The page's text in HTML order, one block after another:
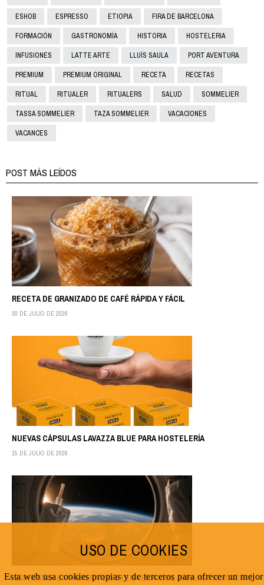
ESHOB ESPRESSO ETIOPIA FIRA DE BARCELONA
FORMACIÓN GASTRONOMÍA HISTORIA HOSTELERIA
INFUSIONES LATTE ARTE LLUÍS SAULA PORT AVENTURA
PREMIUM PREMIUM ORIGINAL RECETA RECETAS
RITUAL RITUALER RITUALERS SALUD SOMMELIER
TASSA SOMMELIER TAZA SOMMELIER VACACIONES
VACANCES
POST MÁS LEÍDOS
RECETA DE GRANIZADO DE CAFÉ RÁPIDA Y FÁCIL
30 DE JULIO DE 2026
NUEVAS CÁPSULAS LAVAZZA BLUE PARA HOSTELERÍA
15 DE JULIO DE 2026
ISSPRESSO: LA PRIMERA CAFETERA ESPACIAL PARA ASTRONAUTAS
USO DE COOKIES
Esta web usa cookies propias y de terceros para ofrecer un mejor